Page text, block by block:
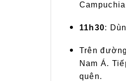
11h30:
Trên
Nam Á.
quên.